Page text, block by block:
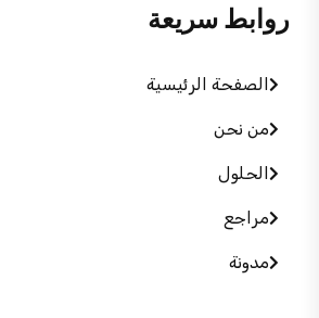
روابط سريعة
الصفحة الرئيسية
من نحن
الحلول
مراجع
مدونة